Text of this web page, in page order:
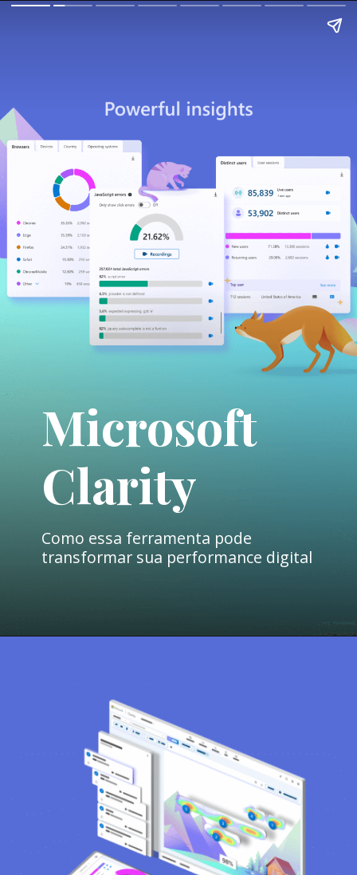
Microsoft
Clarity
Como essa ferramenta pode
transformar sua performance digital